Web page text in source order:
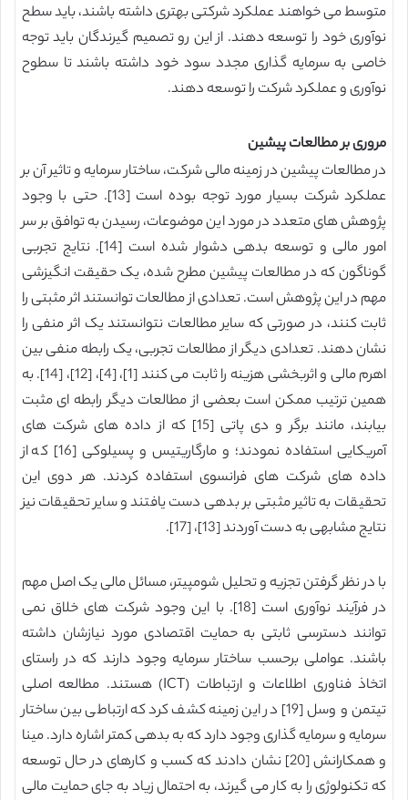
متوسط می خواهند عملکرد شرکتی بهتری داشته باشند، باید سطح
نوآوری خود را توسعه دهند. از این رو تصمیم گیرندگان باید توجه
خاصی به سرمایه گذاری مجدد سود خود داشته باشند تا سطوح
نوآوری و عملکرد شرکت را توسعه دهند.
مروری بر مطالعات پیشین
در مطالعات پیشین در زمینه مالی شرکت، ساختار سرمایه و تاثیر آن بر
عملکرد شرکت بسیار مورد توجه بوده است [‏13]‏. حتی با وجود
پژوهش های متعدد در مورد این موضوعات، رسیدن به توافق بر سر
امور مالی و توسعه بدهی دشوار شده است [‏14]‏. نتایج تجربی
گوناگون که در مطالعات پیشین مطرح شده، یک حقیقت انگیزشی
مهم در این پژوهش است. تعدادی از مطالعات توانستند اثر مثبتی را
ثابت کنند، در صورتی که سایر مطالعات نتوانستند یک اثر منفی را
نشان دهند. تعدادی دیگر از مطالعات تجربی، یک رابطه منفی بین
اهرم مالی و اثربخشی هزینه را ثابت می کنند [1]، [4]، [12]، [14]. به
همین ترتیب ممکن است بعضی از مطالعات دیگر رابطه ای مثبت
بیابند، مانند برگر و دی پاتی [‏15]‏ که از داده های شرکت های
آمریکایی استفاده نمودند؛ و مارگاریتیس و پسیلوکی [‏16]‏ که از
داده های شرکت های فرانسوی استفاده کردند. هر دوی این
تحقیقات به تاثیر مثبتی بر بدهی دست یافتند و سایر تحقیقات نیز
نتایج مشابهی به دست آوردند [13]، [17].
با در نظر گرفتن تجزیه و تحلیل شومپیتر، مسائل مالی یک اصل مهم
در فرآیند نوآوری است [‏18]‏. با این وجود شرکت های خلاق نمی
توانند دسترسی ثابتی به حمایت اقتصادی مورد نیازشان داشته
باشند. عواملی برحسب ساختار سرمایه وجود دارند که در راستای
اتخاذ فناوری اطلاعات و ارتباطات (ICT) هستند. مطالعه اصلی
تیتمن و وسل [‏19]‏ در این زمینه کشف کرد که ارتباطی بین ساختار
سرمایه و سرمایه گذاری وجود دارد که به بدهی کمتر اشاره دارد. مینا
و همکارانش [‏20]‏ نشان دادند که کسب و کارهای در حال توسعه
که تکنولوژی را به کار می گیرند، به احتمال زیاد به جای حمایت مالی